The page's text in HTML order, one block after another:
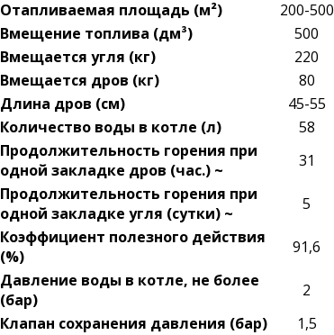
Отапливаемая площадь (м²)
200-500
Вмещение топлива (дм³)
500
Вмещается угля (кг)
220
Вмещается дров (кг)
80
Длина дров (см)
45-55
Количество воды в котле (л)
58
Продолжительность горения при
одной закладке дров (час.) ~
31
Продолжительность горения при
одной закладке угля (сутки) ~
5
Коэффициент полезного действия
(%)
91,6
Давление воды в котле, не более
(бар)
2
Клапан сохранения давления (бар)
1,5